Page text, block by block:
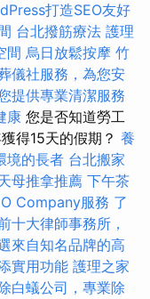
打造SEO友好
台北撥筋療法 護理
間 烏日放鬆按摩 竹
儀社服務，為您安
提供專業清潔服務
康 您是否知道勞工
得15天的假期？ 養
境的長者 台北搬家
母推拿推薦 下午茶
Company服務 了
十大律師事務所，
來自知名品牌的高
實用功能 護理之家
白蟻公司，專業除